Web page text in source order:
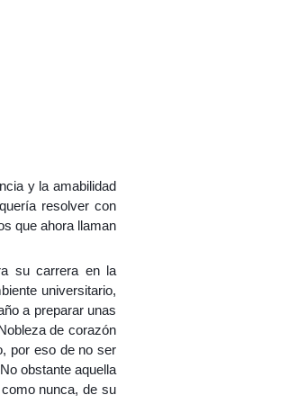
y la amabilidad
resolver con
que ahora llaman
su carrera en la
universitario,
a preparar unas
de corazón
por eso de no ser
obstante aquella
nunca, de su